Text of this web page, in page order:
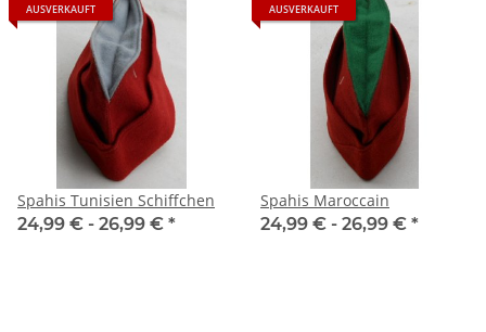
AUSVERKAUFT
Spahis Tunisien Schiffchen
24,99 € - 26,99 € *
AUSVERKAUFT
Spahis Maroccain
24,99 € - 26,99 € *